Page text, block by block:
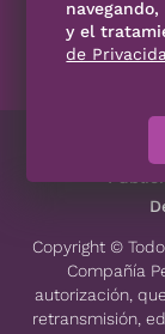
Copyright ©
Compañía
autorización,
retransmisión,
y el
de